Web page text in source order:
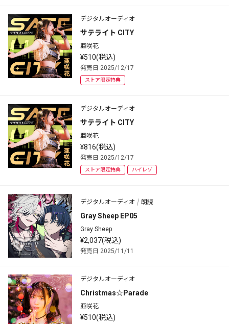
デジタルオーディオ
サテライト CITY
亜咲花
¥510(税込)
発売日 2025/12/17
ストア限定特典
デジタルオーディオ
サテライト CITY
亜咲花
¥816(税込)
発売日 2025/12/17
ストア限定特典 ハイレゾ
デジタルオーディオ 朗読
Gray Sheep EP05
Gray Sheep
¥2,037(税込)
発売日 2025/11/11
デジタルオーディオ
Christmas☆Parade
亜咲花
¥510(税込)